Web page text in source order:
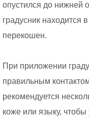
опустился до нижней
градусник находится
перекошен.
При приложении
правильным
рекомендуется
коже или языку, чтобы